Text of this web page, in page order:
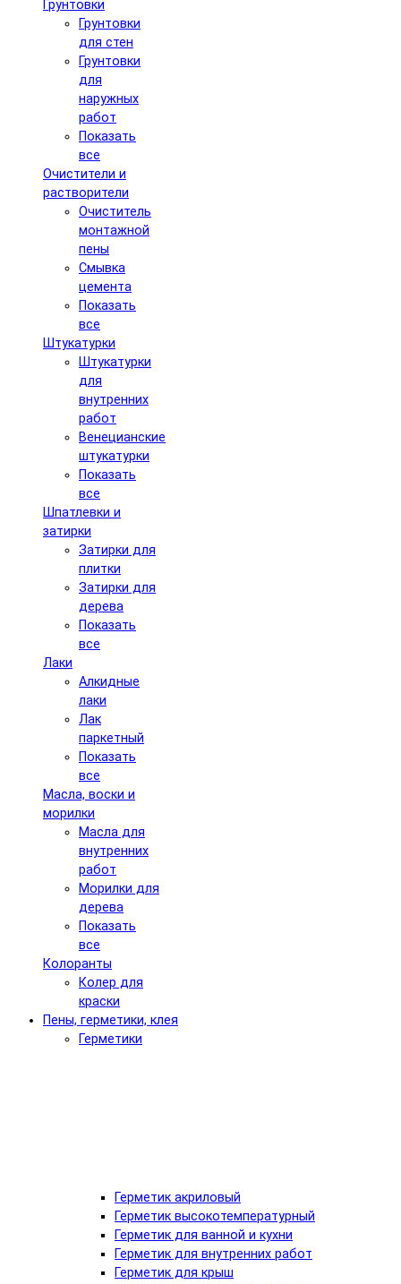
Грунтовки
Грунтовки
для стен
Грунтовки
для
наружных
работ
Показать
все
Очистители и
растворители
Очиститель
монтажной
пены
Смывка
цемента
Показать
все
Штукатурки
Штукатурки
для
внутренних
работ
Венецианские
штукатурки
Показать
все
Шпатлевки и
затирки
Затирки для
плитки
Затирки для
дерева
Показать
все
Лаки
Алкидные
лаки
Лак
паркетный
Показать
все
Масла, воски и
морилки
Масла для
внутренних
работ
Морилки для
дерева
Показать
все
Колоранты
Колер для
краски
Пены, герметики, клея
Герметики
Герметик акриловый
Герметик высокотемпературный
Герметик для ванной и кухни
Герметик для внутренних работ
Герметик для крыш